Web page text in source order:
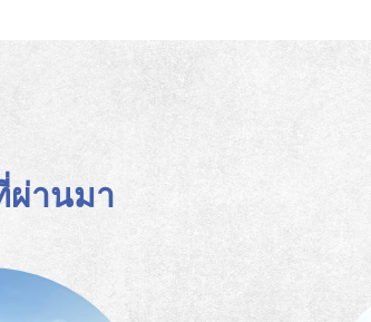
ผ่านมา